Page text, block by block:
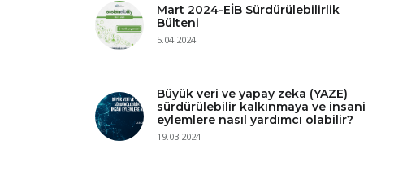
Mart 2024-EİB Sürdürülebilirlik
Bülteni
5.04.2024
Büyük veri ve yapay zeka (YAZE)
sürdürülebilir kalkınmaya ve insani
eylemlere nasıl yardımcı olabilir?
19.03.2024